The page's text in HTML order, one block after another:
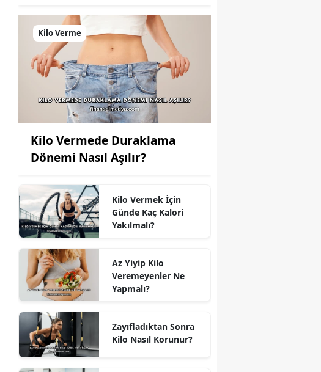
Kilo Verme
Kilo Vermede Duraklama
Dönemi Nasıl Aşılır?
Kilo Vermek İçin
Günde Kaç Kalori
Yakılmalı?
Az Yiyip Kilo
Veremeyenler Ne
Yapmalı?
Zayıfladıktan Sonra
Kilo Nasıl Korunur?